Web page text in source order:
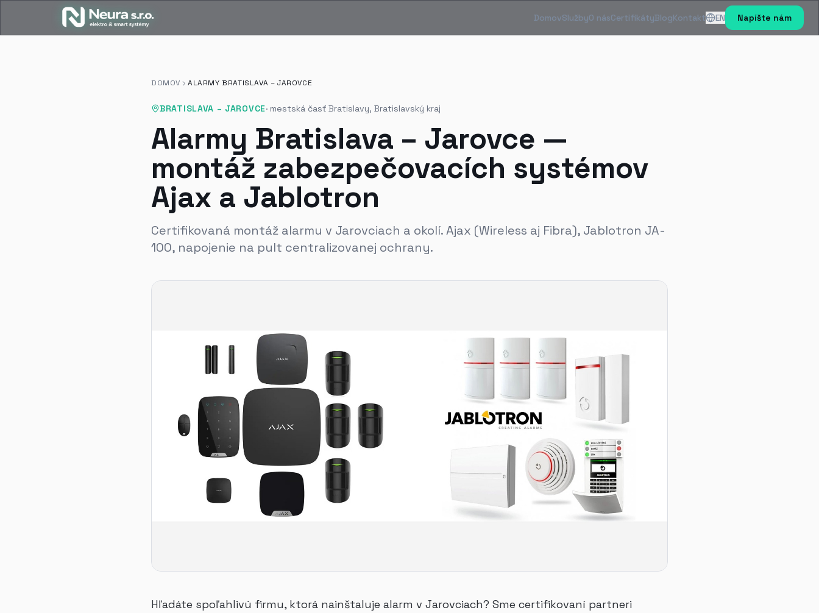
DomovSlužbyO násCertifikátyBlogKontakt EN Napíšte nám
DOMOV ALARMY BRATISLAVA – JAROVCE
BRATISLAVA – JAROVCE· mestská časť Bratislavy, Bratislavský kraj
Alarmy Bratislava – Jarovce —
montáž zabezpečovacích systémov
Ajax a Jablotron
Certifikovaná montáž alarmu v Jarovciach a okolí. Ajax (Wireless aj Fibra), Jablotron JA-
100, napojenie na pult centralizovanej ochrany.
Hľadáte spoľahlivú firmu, ktorá nainštaluje alarm v Jarovciach? Sme certifikovaní partneri